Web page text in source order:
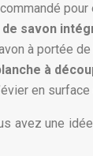
savon
à portée de
à
en
avez une